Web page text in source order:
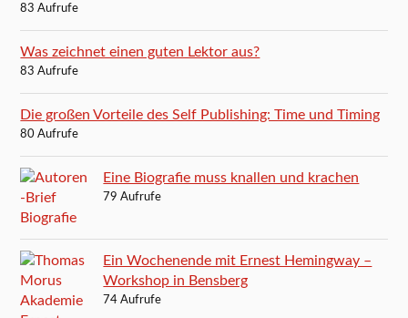
83 Aufrufe
Was zeichnet einen guten Lektor aus?
83 Aufrufe
Die großen Vorteile des Self Publishing: Time und Timing
80 Aufrufe
Eine Biografie muss knallen und krachen
79 Aufrufe
Ein Wochenende mit Ernest Hemingway –
Workshop in Bensberg
74 Aufrufe